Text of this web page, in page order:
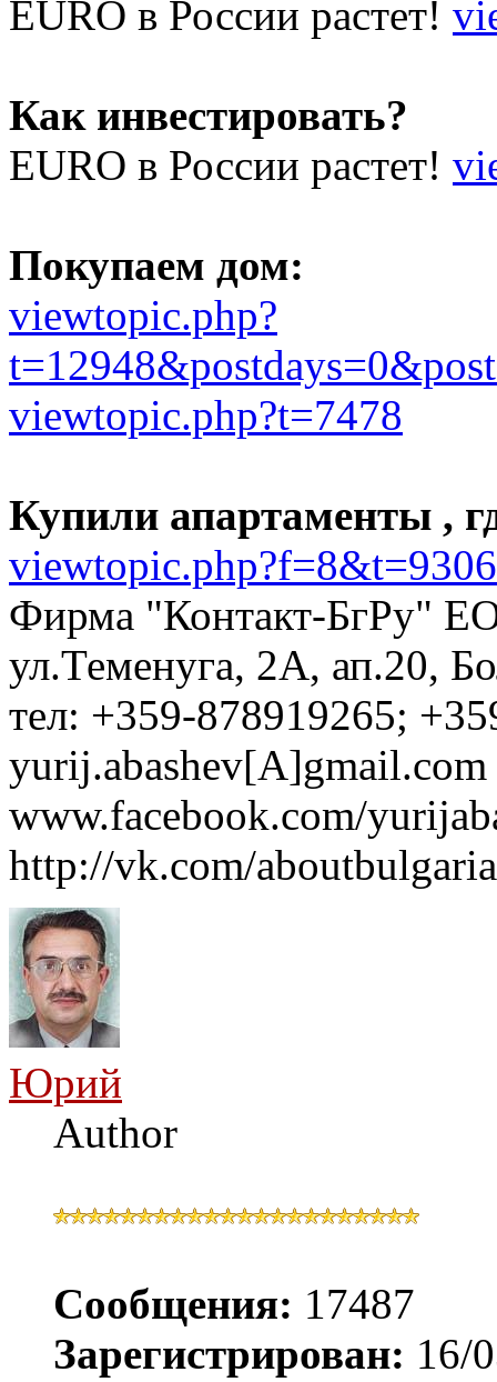
EURO в России растет!
Как инвестировать?
EURO в России растет!
Покупаем дом:
viewtopic.php?
viewtopic.php?t=7478
Купили апартаменты ,
viewtopic.php?f=8&t=9306
Фирма "Контакт-БгРу"
ул.Теменуга, 2А, ап.20,
тел: +359-878919265;
yurij.abashev[A]gmail.com
www.facebook.com/
http://vk.com/aboutbulgaria
Юрий
Author
Сообщения: 17487
Зарегистрирован: 16/